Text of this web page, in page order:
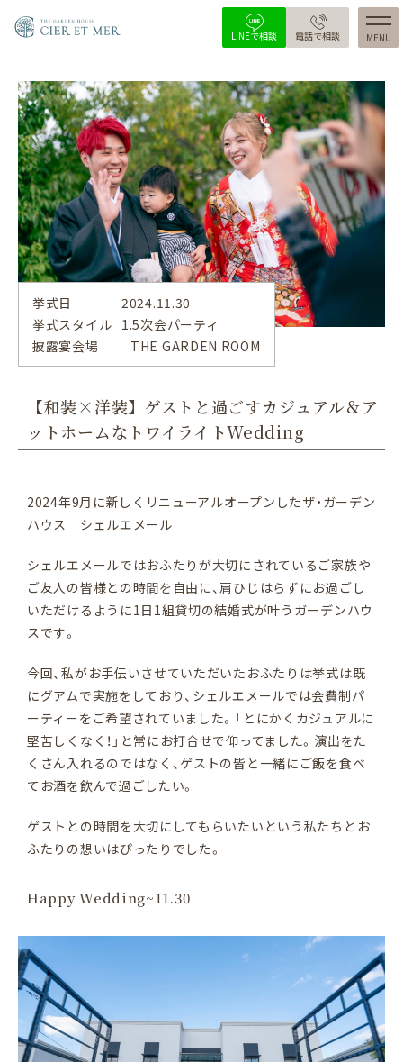
コンセプト
挙式会場(ガーデン)
披露宴会場
少人数会場
ウエディングプラン
婚礼料理
宴会プラン
挙式レポート
ご列席の方へ
ご相談・ご来店予約
お問い合わせ
資料請求
0120-773-606
平日：11:00〜18:00 / 土日祝：10:00〜19:00
定休日：毎週月・火曜日 ※祝日は除く
プライバシーポリシー
MENU
LINEで相談 電話で相談
挙式日
2024.11.30
挙式スタイル 1.5次会パーティ
披露宴会場
THE GARDEN ROOM
【和装×洋装】ゲストと過ごすカジュアル＆ア
ットホームなトワイライトWedding
2024年9月に新しくリニューアルオープンしたザ・ガーデン
ハウス シェルエメール
シェルエメールではおふたりが大切にされているご家族や
ご友人の皆様との時間を自由に、肩ひじはらずにお過ごし
いただけるように1日1組貸切の結婚式が叶うガーデンハウ
スです。
今回、私がお手伝いさせていただいたおふたりは挙式は既
にグアムで実施をしており、シェルエメールでは会費制パ
ーティーをご希望されていました。「とにかくカジュアルに
堅苦しくなく！」と常にお打合せで仰ってました。演出をた
くさん入れるのではなく、ゲストの皆と一緒にご飯を食べ
てお酒を飲んで過ごしたい。
ゲストとの時間を大切にしてもらいたいという私たちとお
ふたりの想いはぴったりでした。
Happy Wedding~11.30